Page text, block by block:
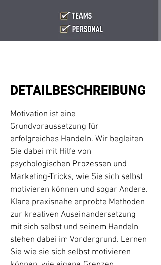
DETAILBESCHREIBUNG
Motivation ist eine
Grundvoraussetzung für
erfolgreiches Handeln. Wir begleiten
Sie dabei mit Hilfe von
psychologischen Prozessen und
Marketing-Tricks, wie Sie sich selbst
motivieren können und sogar Andere.
Klare praxisnahe erprobte Methoden
zur kreativen Auseinandersetzung
mit sich selbst und seinem Handeln
stehen dabei im Vordergrund. Lernen
Sie wie sie sich selbst motivieren